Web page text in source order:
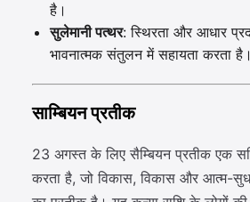
है।
सुलेमानी पत्थर: स्थिरता और आधार
भावनात्मक संतुलन में सहायता करता है।
साम्बियन प्रतीक
23 अगस्त के लिए सैम्बियन प्रतीक एक
करता है, जो विकास, विकास और आत्म-